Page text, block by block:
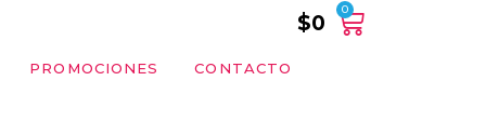
$0
0
PROMOCIONES CONTACTO